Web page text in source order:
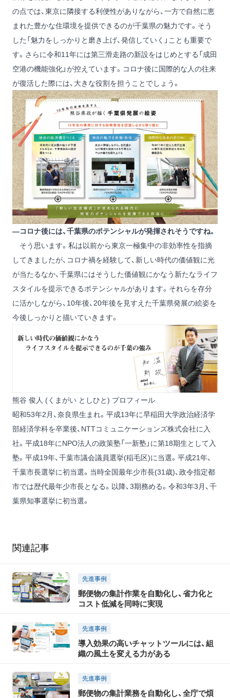
の点では、東京に隣接する利便性がありながら、一方で自然に恵
まれた豊かな住環境を提供できるのが千葉県の魅力です。そう
した「魅力をしっかりと磨き上げ、発信していく」ことも重要で
す。さらに令和11年には第三滑走路の新設をはじめとする「成田
空港の機能強化」が控えています。コロナ後に国際的な人の往来
が復活した際には、大きな役割を担うことでしょう。
―コロナ後には、千葉県のポテンシャルが発揮されそうですね。
そう思います。私は以前から東京一極集中の非効率性を指摘
してきましたが、コロナ禍を経験して、新しい時代の価値観に光
が当たるなか、千葉県にはそうした価値観にかなう新たなライフ
スタイルを提示できるポテンシャルがあります。それらを存分
に活かしながら、10年後、20年後を見すえた千葉県発展の絵姿を
今後しっかりと描いていきます。
熊谷 俊人 (くまがい としひと) プロフィール
昭和53年2月、奈良県生まれ。平成13年に早稲田大学政治経済学
部経済学科を卒業後、NTTコミュニケーションズ株式会社に入
社。平成18年にNPO法人の政策塾「一新塾」に第18期生として入
塾。平成19年、千葉市議会議員選挙(稲毛区)に当選。平成21年、
千葉市長選挙に初当選。当時全国最年少市長(31歳)、政令指定都
市では歴代最年少市長となる。以降、3期務める。令和3年3月、千
葉県知事選挙に初当選。
関連記事
先進事例
郵便物の集計作業を自動化し、省力化と
コスト低減を同時に実現
先進事例
導入効果の高いチャットツールには、組
織の風土を変える力がある
先進事例
郵便物の集計業務を自動化し、全庁で煩